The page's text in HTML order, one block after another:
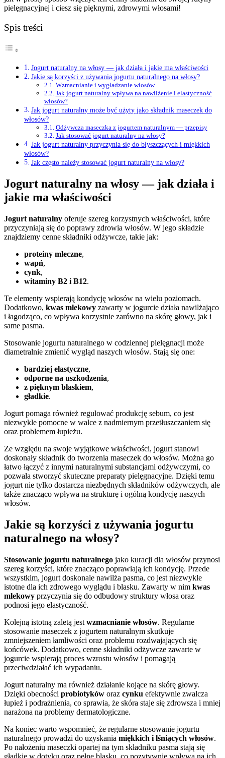
pielęgnacyjnej i ciesz się pięknymi, zdrowymi włosami!
Spis treści
Jogurt naturalny na włosy — jak działa i jakie ma właściwości
Jakie są korzyści z używania jogurtu naturalnego na włosy?
Wzmacnianie i wygładzanie włosów
Jak jogurt naturalny wpływa na nawilżenie i elastyczność
włosów?
Jak jogurt naturalny może być użyty jako składnik maseczek do
włosów?
Odżywcza maseczka z jogurtem naturalnym — przepisy
Jak stosować jogurt naturalny na włosy?
Jak jogurt naturalny przyczynia się do błyszczących i miękkich
włosów?
Jak często należy stosować jogurt naturalny na włosy?
Jogurt naturalny na włosy — jak działa i
jakie ma właściwości
Jogurt naturalny oferuje szereg korzystnych właściwości, które
przyczyniają się do poprawy zdrowia włosów. W jego składzie
znajdziemy cenne składniki odżywcze, takie jak:
proteiny mleczne,
wapń,
cynk,
witaminy B2 i B12.
Te elementy wspierają kondycję włosów na wielu poziomach.
Dodatkowo, kwas mlekowy zawarty w jogurcie działa nawilżająco
i łagodząco, co wpływa korzystnie zarówno na skórę głowy, jak i
same pasma.
Stosowanie jogurtu naturalnego w codziennej pielęgnacji może
diametralnie zmienić wygląd naszych włosów. Stają się one:
bardziej elastyczne,
odporne na uszkodzenia,
z pięknym blaskiem,
gładkie.
Jogurt pomaga również regulować produkcję sebum, co jest
niezwykle pomocne w walce z nadmiernym przetłuszczaniem się
oraz problemem łupieżu.
Ze względu na swoje wyjątkowe właściwości, jogurt stanowi
doskonały składnik do tworzenia maseczek do włosów. Można go
łatwo łączyć z innymi naturalnymi substancjami odżywczymi, co
pozwala stworzyć skuteczne preparaty pielęgnacyjne. Dzięki temu
jogurt nie tylko dostarcza niezbędnych składników odżywczych, ale
także znacząco wpływa na strukturę i ogólną kondycję naszych
włosów.
Jakie są korzyści z używania jogurtu
naturalnego na włosy?
Stosowanie jogurtu naturalnego jako kuracji dla włosów przynosi
szereg korzyści, które znacząco poprawiają ich kondycję. Przede
wszystkim, jogurt doskonale nawilża pasma, co jest niezwykle
istotne dla ich zdrowego wyglądu i blasku. Zawarty w nim kwas
mlekowy przyczynia się do odbudowy struktury włosa oraz
podnosi jego elastyczność.
Kolejną istotną zaletą jest wzmacnianie włosów. Regularne
stosowanie maseczek z jogurtem naturalnym skutkuje
zmniejszeniem łamliwości oraz problemu rozdwajających się
końcówek. Dodatkowo, cenne składniki odżywcze zawarte w
jogurcie wspierają proces wzrostu włosów i pomagają
przeciwdziałać ich wypadaniu.
Jogurt naturalny ma również działanie kojące na skórę głowy.
Dzięki obecności probiotyków oraz cynku efektywnie zwalcza
łupież i podrażnienia, co sprawia, że skóra staje się zdrowsza i mniej
narażona na problemy dermatologiczne.
Na koniec warto wspomnieć, że regularne stosowanie jogurtu
naturalnego prowadzi do uzyskania miękkich i lśniących włosów.
Po nałożeniu maseczki opartej na tym składniku pasma stają się
gładkie w dotyku oraz pełne blasku, co pozytywnie wpływa na ich